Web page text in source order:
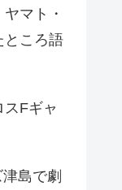
マト・
ところ語
Fギャ
島で劇